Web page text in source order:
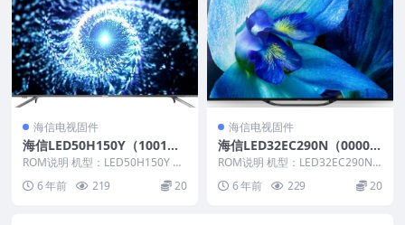
海信电视固件
海信LED50H150Y（1001）
BOM4_C004_20150729官方
原厂USB刷机电视固件包
ROM说明 机型：LED50H150Y 固
件版本：（1001） BOM：4 海
信...6 年前 219 20
海信电视固件
海信LED32EC290N（0000）
BOM1官方原厂USB刷机电视
固件包
ROM说明 机型：LED32EC290N
固件版本：（0000） BOM：1
海...6 年前 229 20